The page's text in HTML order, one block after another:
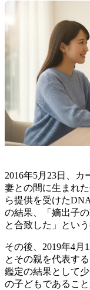
2016年5月23日、
妻との間に生まれ
ら提供を受けた
の結果、「嫡出子
と合致した」とい
その後、2019年4月
とその親を代表す
鑑定の結果として
の子どもであるこ